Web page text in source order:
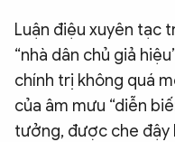
BẠN ĐỌC & CAND
ĐA PHƯƠNG TIỆN
eMagazine
Luận điệu xuyên tạc
“nhà dân chủ giả
chính trị không quá
của âm mưu “diễn
tưởng, được che đậy